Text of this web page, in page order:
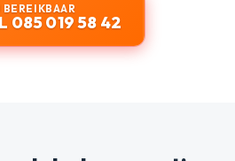
BEREIKBAAR
085 019 58 42